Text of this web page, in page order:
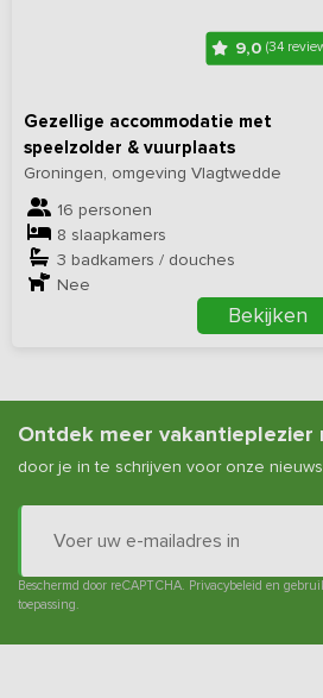
9,0(34
Gezellige accommodatie met
speelzolder & vuurplaats
Groningen, omgeving Vlagtwedde
16 personen
8 slaapkamers
3 badkamers / douches
Nee
Bekijken
Ontdek meer vakantieplezier
door je in te schrijven voor onze
Beschermd door reCAPTCHA. Privacybeleid en
toepassing.